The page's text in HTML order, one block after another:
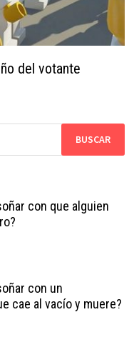
del votante
con que alguien
con un
cae al vacío y muere?